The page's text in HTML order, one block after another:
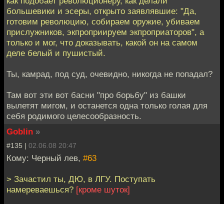
большевики и эсеры, открыто заявлявшие: "Да,
готовим революцию, собираем оружие, убиваем
прислужников, экпроприируем экпроприаторов", а
только и мог, что доказывать, какой он на самом
деле белый и пушистый.
Ты, камрад, под суд, очевидно, никогда не попадал?
Там вот эти вот басни "про борьбу" из башки
вылетят мигом, и останется одна только голая для
себя родимого целесообразность.
Goblin »
#135 | 02.06.08 20:47
Кому: Черный лев, #63
> Зачастил ты, ДЮ, в ЛГУ. Поступать
намереваешься? [кроме шуток]